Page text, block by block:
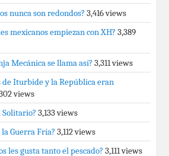
nunca son redondos? 3,416 views
mexicanos empiezan con XH? 3,389
Mecánica se llama así? 3,311 views
de Iturbide y la República eran
views
Solitario? 3,133 views
la Guerra Fría? 3,112 views
les gusta tanto el pescado? 3,111 views